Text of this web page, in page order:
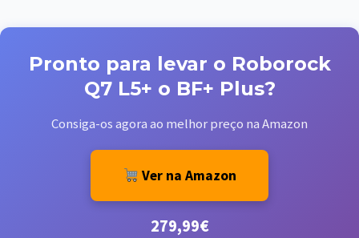
Pronto para levar o Roborock
Q7 L5+ o BF+ Plus?
Consiga-os agora ao melhor preço na Amazon
Ver na Amazon
279,99€